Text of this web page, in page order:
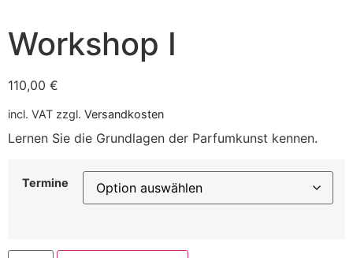
Workshop I
110,00 €
incl. VAT zzgl. Versandkosten
Lernen Sie die Grundlagen der Parfumkunst kennen.
Termine